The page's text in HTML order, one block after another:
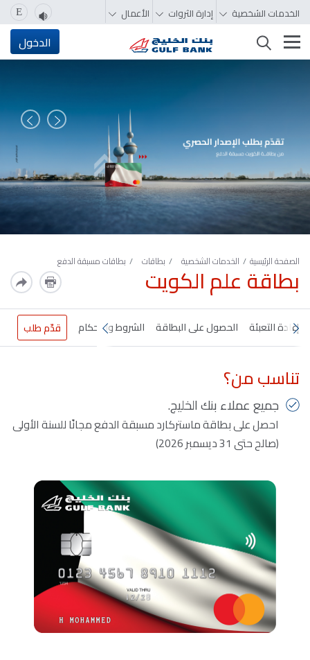
الخدمات الشخصية إدارة الثروات الأعمال E
تغيير التصفّح الدخول
السابقالتالي
الصفحة الرئيسية الخدمات الشخصية بطاقات بطاقات مسبقة الدفع
بطاقة علم الكويت
إعادة التعبئة الحصول على البطاقة الشروط والاحكام قدّم طلب
تناسب من؟
جميع عملاء بنك الخليج.
احصل على بطاقة ماستركارد مسبقة الدفع مجانًا للسنة الأولى
(صالح حتى 31 ديسمبر 2026)